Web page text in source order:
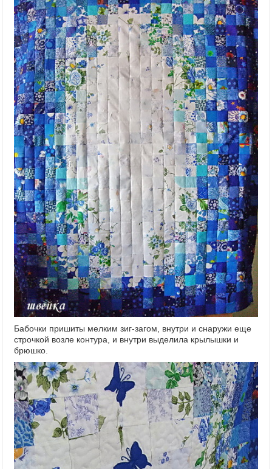
Бабочки пришиты мелким зиг-загом, внутри и снаружи еще
строчкой возле контура, и внутри выделила крылышки и
брюшко.